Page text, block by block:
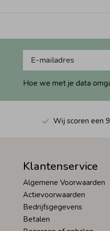
Hoe we met je data
Wij scoren een
Klantenservice
Algemene Voorwaarden
Actievoorwaarden
Bedrijfsgegevens
Betalen